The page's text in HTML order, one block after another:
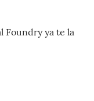
Foundry ya te la